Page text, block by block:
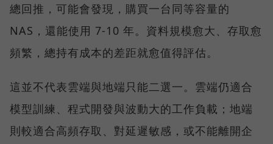
總回推，可能會發現，購買一台同等容量的
NAS，還能使用 7-10 年。資料規模愈大、存取愈
頻繁，總持有成本的差距就愈值得評估。
這並不代表雲端與地端只能二選一。雲端仍適合
模型訓練、程式開發與波動大的工作負載；地端
則較適合高頻存取、對延遲敏感，或不能離開企